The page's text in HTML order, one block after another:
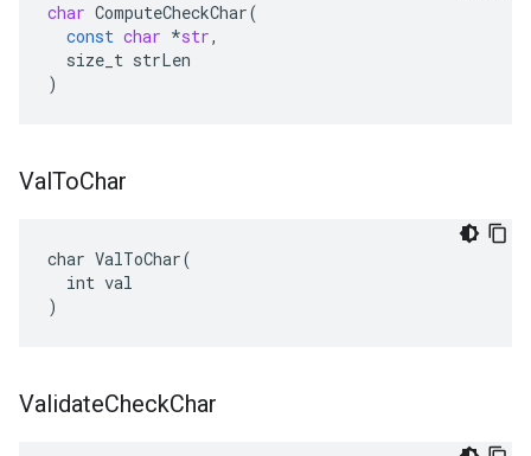
char ComputeCheckChar(
const char *str,
size_t strLen
)
ValToChar
char ValToChar(
  int val
)
ValidateCheckChar